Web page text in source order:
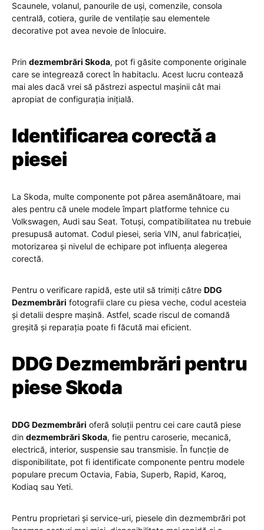
Scaunele, volanul, panourile de uși, comenzile, consola
centrală, cotiera, gurile de ventilație sau elementele
decorative pot avea nevoie de înlocuire.
Prin dezmembrări Skoda, pot fi găsite componente originale
care se integrează corect în habitaclu. Acest lucru contează
mai ales dacă vrei să păstrezi aspectul mașinii cât mai
apropiat de configurația inițială.
Identificarea corectă a
piesei
La Skoda, multe componente pot părea asemănătoare, mai
ales pentru că unele modele împart platforme tehnice cu
Volkswagen, Audi sau Seat. Totuși, compatibilitatea nu trebuie
presupusă automat. Codul piesei, seria VIN, anul fabricației,
motorizarea și nivelul de echipare pot influența alegerea
corectă.
Pentru o verificare rapidă, este util să trimiți către DDG
Dezmembrări fotografii clare cu piesa veche, codul acesteia
și detalii despre mașină. Astfel, scade riscul de comandă
greșită și reparația poate fi făcută mai eficient.
DDG Dezmembrări pentru
piese Skoda
DDG Dezmembrări oferă soluții pentru cei care caută piese
din dezmembrări Skoda, fie pentru caroserie, mecanică,
electrică, interior, suspensie sau transmisie. În funcție de
disponibilitate, pot fi identificate componente pentru modele
populare precum Octavia, Fabia, Superb, Rapid, Karoq,
Kodiaq sau Yeti.
Pentru proprietari și service-uri, piesele din dezmembrări pot